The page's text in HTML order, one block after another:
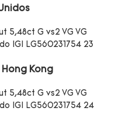
Kong